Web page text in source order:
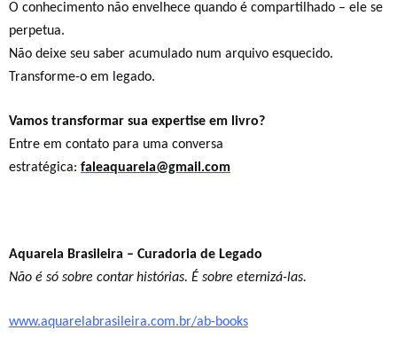
O conhecimento não envelhece quando é compartilhado – ele se
perpetua.
Não deixe seu saber acumulado num arquivo esquecido.
Transforme-o em legado.
Vamos transformar sua expertise em livro?
Entre em contato para uma conversa
estratégica: faleaquarela@gmail.com
Aquarela Brasileira – Curadoria de Legado
Não é só sobre contar histórias. É sobre eternizá-las.
www.aquarelabrasileira.com.br/ab-books